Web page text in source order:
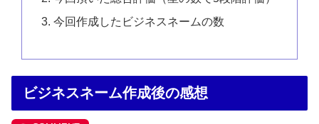
今回作成したビジネスネームの数
ビジネスネーム作成後の感想